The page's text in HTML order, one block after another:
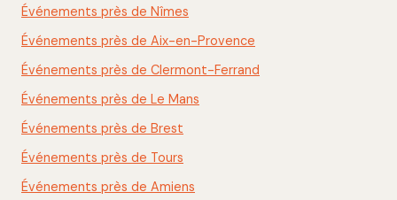
Événements près de Nîmes
Événements près de Aix-en-Provence
Événements près de Clermont-Ferrand
Événements près de Le Mans
Événements près de Brest
Événements près de Tours
Événements près de Amiens